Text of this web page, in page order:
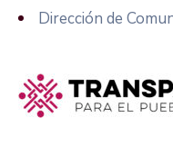
Dirección de